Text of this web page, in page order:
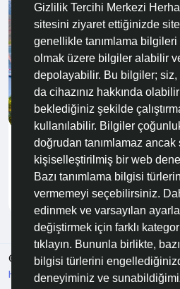
Gizlilik Tercihi Merkezi
sitesini ziyaret ettiğinizde site,
genellikle tanımlama
olmak üzere bilgiler alabilir
depolayabilir. Bu bilgiler;
da cihazınız hakkında
beklediğiniz şekilde
kullanılabilir. Bilgiler
doğrudan tanımlamaz ancak
kişiselleştirilmiş bir web
Bazı tanımlama bilgisi
vermemeyi seçebilirsiniz.
edinmek ve varsayılan
değiştirmek için farklı
tıklayın. Bununla birlikte,
bilgisi türlerini
deneyiminiz ve
GEZEN & GÖREN
1 şehir 3 gün: Antalya
Birkaç dakikalığına, binlerce
Attolas’ın...
GönderenTolga Serhat Bulmuş 6
© 2026 Özelim
Turkish
Hakkımızda Koşullar KVKK